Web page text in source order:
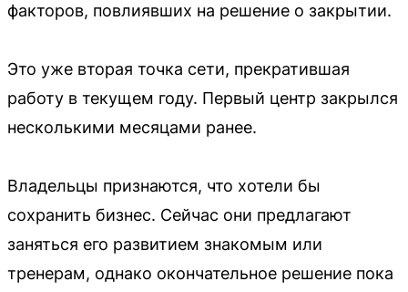
факторов, повлиявших на решение о закрытии.
Это уже вторая точка сети, прекратившая
работу в текущем году. Первый центр закрылся
несколькими месяцами ранее.
Владельцы признаются, что хотели бы
сохранить бизнес. Сейчас они предлагают
заняться его развитием знакомым или
тренерам, однако окончательное решение пока